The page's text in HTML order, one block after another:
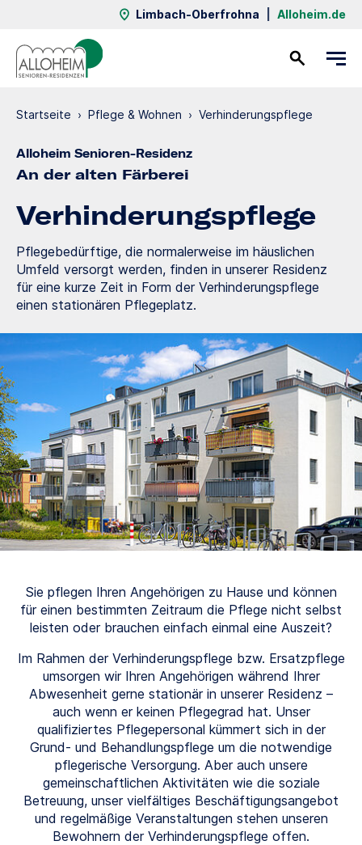
Limbach-Oberfrohna Alloheim.de
Startseite › Pflege & Wohnen › Verhinde­rungs­pflege
Alloheim Senioren-Residenz
An der alten Färberei
Verhinde­rungs­pflege
Pflegebedürftige, die normalerweise im häuslichen
Umfeld versorgt werden, finden in unserer Residenz
für eine kurze Zeit in Form der Verhinderungspflege
einen stationären Pflegeplatz.
Sie pflegen Ihren Angehörigen zu Hause und können
für einen bestimmten Zeitraum die Pflege nicht selbst
leisten oder brauchen einfach einmal eine Auszeit?
Im Rahmen der Verhinderungspflege bzw. Ersatzpflege
umsorgen wir Ihren Angehörigen während Ihrer
Abwesenheit gerne stationär in unserer Residenz –
auch wenn er keinen Pflegegrad hat. Unser
qualifiziertes Pflegepersonal kümmert sich in der
Grund- und Behandlungspflege um die notwendige
pflegerische Versorgung. Aber auch unsere
gemeinschaftlichen Aktivitäten wie die soziale
Betreuung, unser vielfältiges Beschäftigungsangebot
und regelmäßige Veranstaltungen stehen unseren
Bewohnern der Verhinderungspflege offen.